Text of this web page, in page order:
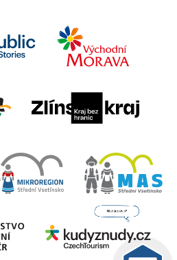
Jsem umělá inteligence a
nazpaměť.